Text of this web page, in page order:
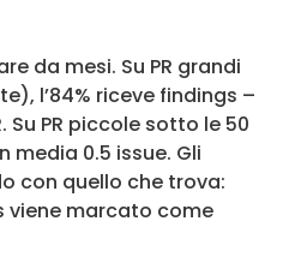
da mesi. Su PR grandi
l’84% riceve findings –
Su PR piccole sotto le 50
media 0.5 issue. Gli
con quello che trova:
viene marcato come